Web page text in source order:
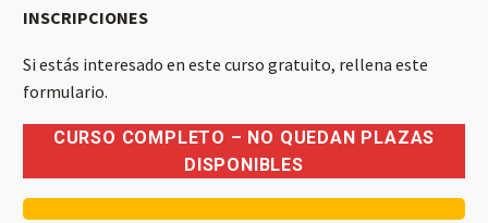
INSCRIPCIONES
Si estás interesado en este curso gratuito, rellena este
formulario.
CURSO COMPLETO – NO QUEDAN PLAZAS
DISPONIBLES